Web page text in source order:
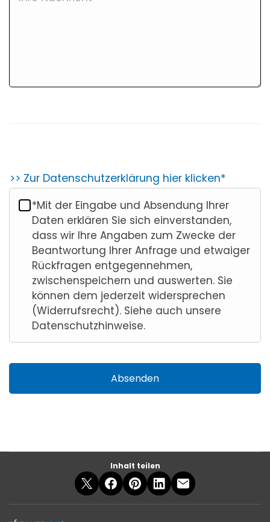
>> Zur Datenschutzerklärung hier klicken*
*Mit der Eingabe und Absendung Ihrer
Daten erklären Sie sich einverstanden,
dass wir Ihre Angaben zum Zwecke der
Beantwortung Ihrer Anfrage und etwaiger
Rückfragen entgegennehmen,
zwischenspeichern und auswerten. Sie
können dem jederzeit widersprechen
(Widerrufsrecht). Siehe auch unsere
Datenschutzhinweise.
Absenden
Inhalt teilen